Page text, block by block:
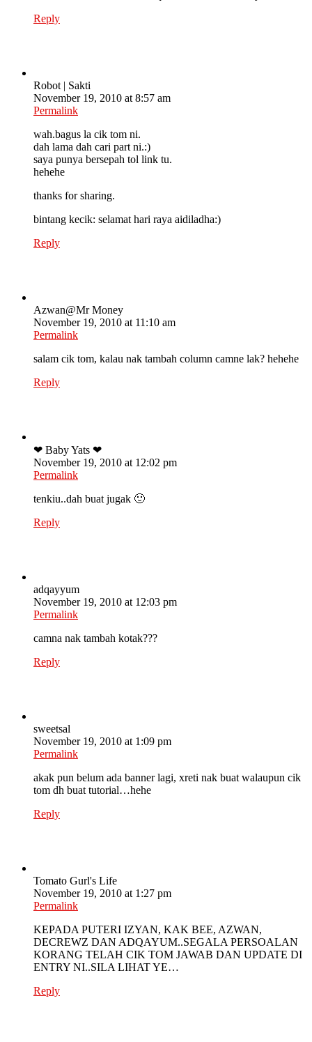
Reply
Robot | Sakti
November 19, 2010 at 8:57 am
Permalink
wah.bagus la cik tom ni.
dah lama dah cari part ni.:)
saya punya bersepah tol link tu.
hehehe
thanks for sharing.
bintang kecik: selamat hari raya aidiladha:)
Reply
Azwan@Mr Money
November 19, 2010 at 11:10 am
Permalink
salam cik tom, kalau nak tambah column camne lak? hehehe
Reply
❤ Baby Yats ❤
November 19, 2010 at 12:02 pm
Permalink
tenkiu..dah buat jugak 🙂
Reply
adqayyum
November 19, 2010 at 12:03 pm
Permalink
camna nak tambah kotak???
Reply
sweetsal
November 19, 2010 at 1:09 pm
Permalink
akak pun belum ada banner lagi, xreti nak buat walaupun cik
tom dh buat tutorial…hehe
Reply
Tomato Gurl's Life
November 19, 2010 at 1:27 pm
Permalink
KEPADA PUTERI IZYAN, KAK BEE, AZWAN,
DECREWZ DAN ADQAYUM..SEGALA PERSOALAN
KORANG TELAH CIK TOM JAWAB DAN UPDATE DI
ENTRY NI..SILA LIHAT YE…
Reply